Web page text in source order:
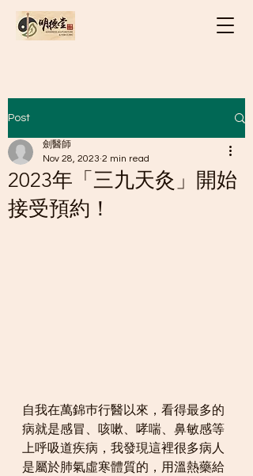
Post
2023年「三九天灸」開始
接受預約！
劍醫師
Nov 28, 2023 2 min read
自我在萬錦巿行醫以來，看得最多的
病就是感冒、咳嗽、哮喘、鼻敏感等
上呼吸道疾病，我發現這裡很多病人
是屬於肺氣虛寒體質的，用溫熱藥給